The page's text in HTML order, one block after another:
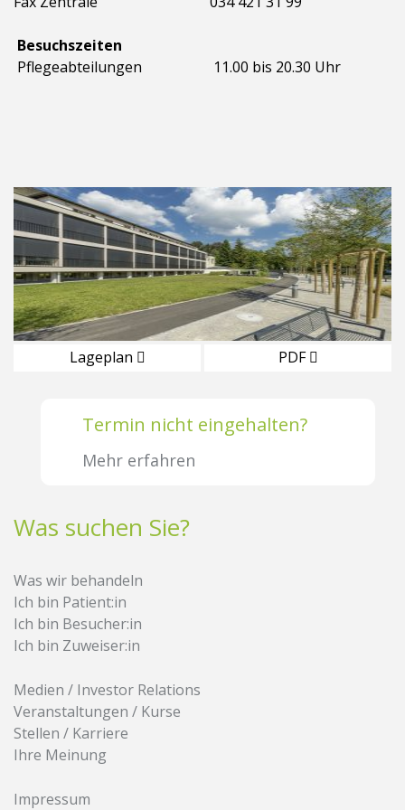
Besuchszeiten
Pflegeabteilungen
11.00 bis 20.30 Uhr
Lageplan PDF
Termin nicht eingehalten?
Mehr erfahren
Was suchen Sie?
Was wir behandeln
Ich bin Patient:in
Ich bin Besucher:in
Ich bin Zuweiser:in
Medien / Investor Relations
Veranstaltungen / Kurse
Stellen / Karriere
Ihre Meinung
Impressum